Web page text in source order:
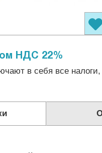
НДС 22%
в себя все